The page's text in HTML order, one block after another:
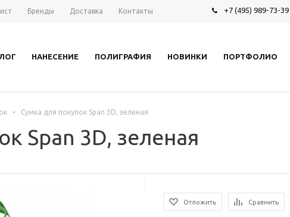
Бренды Доставка Контакты +7 (495) 989-73-39
НАНЕСЕНИЕ ПОЛИГРАФИЯ НОВИНКИ ПОРТФОЛИО
- Сумка для покупок Span 3D, зеленая
Span 3D, зеленая
Отложить Сравнить